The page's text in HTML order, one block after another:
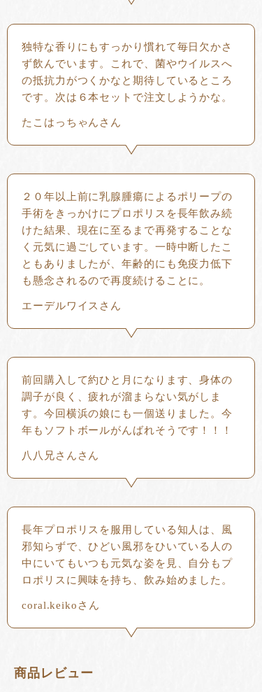
独特な香りにもすっかり慣れて毎日欠かさ
ず飲んでいます。これで、菌やウイルスへ
の抵抗力がつくかなと期待しているところ
です。次は６本セットで注文しようかな。
たこはっちゃんさん
２０年以上前に乳腺腫瘍によるポリープの
手術をきっかけにプロポリスを長年飲み続
けた結果、現在に至るまで再発することな
く元気に過ごしています。一時中断したこ
ともありましたが、年齢的にも免疫力低下
も懸念されるので再度続けることに。
エーデルワイスさん
前回購入して約ひと月になります、身体の
調子が良く、疲れが溜まらない気がしま
す。今回横浜の娘にも一個送りました。今
年もソフトボールがんばれそうです！！！
八八兄さんさん
長年プロポリスを服用している知人は、風
邪知らずで、ひどい風邪をひいている人の
中にいてもいつも元気な姿を見、自分もプ
ロポリスに興味を持ち、飲み始めました。
coral.keikoさん
商品レビュー